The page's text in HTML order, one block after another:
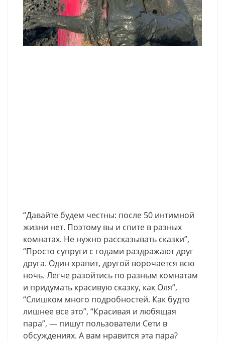
“Давайте будем честны: после 50 интимной
жизни нет. Поэтому вы и спите в разных
комнатах. Не нужно рассказывать сказки”,
“Просто супруги с годами раздражают друг
друга. Один храпит, другой ворочается всю
ночь. Легче разойтись по разным комнатам
и придумать красивую сказку, как Оля”,
“Слишком много подробностей. Как будто
лишнее все это”, “Красивая и любящая
пара”, — пишут пользователи Сети в
обсуждениях. А вам нравится эта пара?